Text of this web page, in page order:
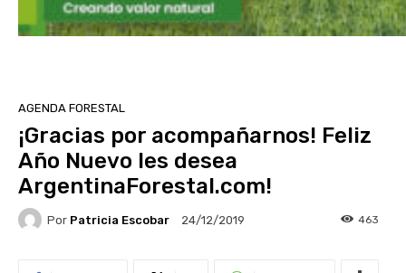
AGENDA FORESTAL
¡Gracias por acompañarnos! Feliz
Año Nuevo les desea
ArgentinaForestal.com!
Por Patricia Escobar 24/12/2019 463